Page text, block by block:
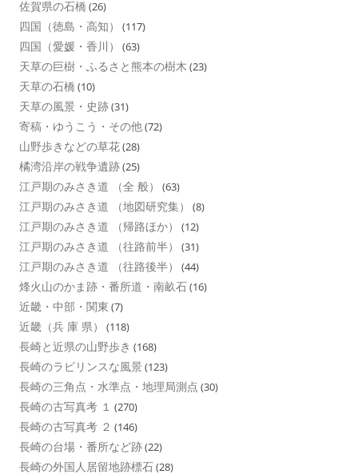
佐賀県の石橋 (26)
四国（徳島・高知） (117)
四国（愛媛・香川） (63)
天草の巨樹・ふるさと熊本の樹木 (23)
天草の石橋 (10)
天草の風景・史跡(31)
寄稿・ゆうこう・その他(72)
山野歩きなどの草花(28)
橘湾沿岸の戦争遺跡(25)
江戸期のみさき道 （全 般） (63)
江戸期のみさき道 （地図研究集） (8)
江戸期のみさき道 （帰路ほか） (12)
江戸期のみさき道 （往路前半） (31)
江戸期のみさき道 （往路後半） (44)
烽火山のかま跡・番所道・南畝石(16)
近畿・中部・関東 (7)
近畿（兵 庫 県） (118)
長崎と近県の山野歩き (168)
長崎のラビリンスな風景 (123)
長崎の三角点・水準点・地理局測点 (30)
長崎の古写真考 １ (270)
長崎の古写真考 ２ (146)
長崎の台場・番所など跡(22)
長崎の外国人居留地跡標石(28)